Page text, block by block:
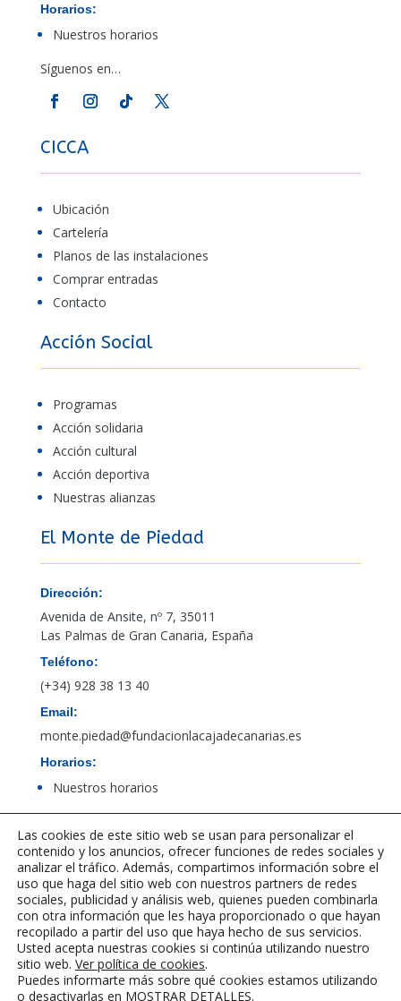
Horarios:
Nuestros horarios
Síguenos en…
CICCA
Ubicación
Cartelería
Planos de las instalaciones
Comprar entradas
Contacto
Acción Social
Programas
Acción solidaria
Acción cultural
Acción deportiva
Nuestras alianzas
El Monte de Piedad
Dirección:
Avenida de Ansite, nº 7, 35011
Las Palmas de Gran Canaria, España
Teléfono:
(+34) 928 38 13 40
Email:
monte.piedad@fundacionlacajadecanarias.es
Horarios:
Nuestros horarios
Acceso al canal de denuncias de PBCFT
Las cookies de este sitio web se usan para personalizar el
contenido y los anuncios, ofrecer funciones de redes sociales y
analizar el tráfico. Además, compartimos información sobre el
uso que haga del sitio web con nuestros partners de redes
sociales, publicidad y análisis web, quienes pueden combinarla
con otra información que les haya proporcionado o que hayan
recopilado a partir del uso que haya hecho de sus servicios.
Usted acepta nuestras cookies si continúa utilizando nuestro
sitio web. Ver política de cookies.
Puedes informarte más sobre qué cookies estamos utilizando
o desactivarlas en MOSTRAR DETALLES.